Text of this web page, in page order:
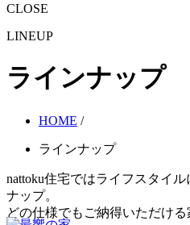
CLOSE
LINEUP
ラインナップ
HOME /
ラインナップ
nattoku住宅ではライフスタイ
ナップ。
どの仕様でもご納得いただける